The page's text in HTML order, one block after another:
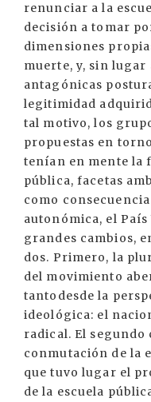
renunciar a la
decisión a tomar
dimensiones
muerte, y, sin lugar
antagónicas
legitimidad
tal motivo, los
propuestas en
tenían en mente la
pública, facetas
como
autonómica, el
grandes cambios,
dos. Primero, la
del movimiento
tantodesde la
ideológica: el
radical. El segundo
conmutación de la
que tuvo lugar el
de la escuela